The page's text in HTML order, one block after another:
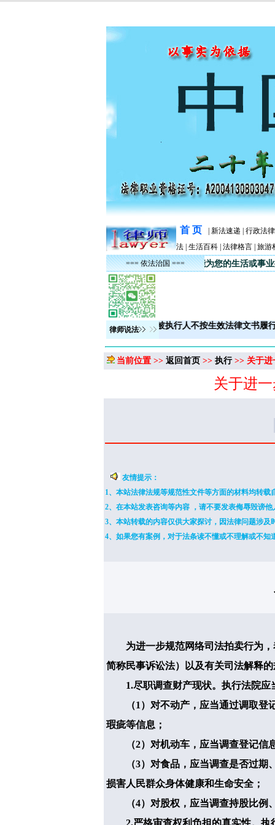
首 页 新法速递
行政法律
法 生活百科 法律格言 旅游
=== 依法治国 ===
事务所陈明律师竭诚为您解答法律问题，能为您的生活或事业排忧
律师说法
社保局行政部门是否有权确认劳动关系？ 被执行人不按生效法律
当前位置 >> 返回首页 >> 执行>> 关于进
关于进
友情提示：
1、本站法律法规等规范性文件等方面的材料均转
2、在本站发表咨询等内容 ，请不要发表侮辱毁谤
3、本站转载的内容仅供大家探讨，因法律问题涉
4、如果您有案例，对于法条读不懂或不理解或不
为进一步规范网络司法拍卖行为，
简称民事诉讼法）以及有关司法解释
1.尽职调查财产现状。执行法院
（1 ）对不动产，应当通过调取登
瑕疵等信息；
（2）对机动车，应当调查登记信
（3）对食品，应当调查是否过期
损害人民群众身体健康和生命安全；
（4）对股权，应当调查持股比例
2.严格审查权利负担的真实性。